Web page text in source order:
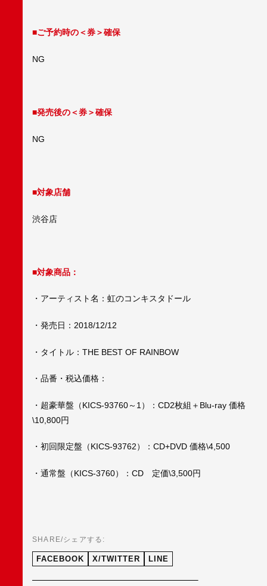
■ご予約時の＜券＞確保
NG
■発売後の＜券＞確保
NG
■対象店舗
渋谷店
■対象商品：
・アーティスト名：虹のコンキスタドール
・発売日：2018/12/12
・タイトル：THE BEST OF RAINBOW
・品番・税込価格：
・超豪華盤（KICS-93760～1）：CD2枚組＋Blu-ray 価格
\10,800円
・初回限定盤（KICS-93762）：CD+DVD 価格\4,500
・通常盤（KICS-3760）：CD 定価\3,500円
SHARE/シェアする:
FACEBOOK X/TWITTER LINE